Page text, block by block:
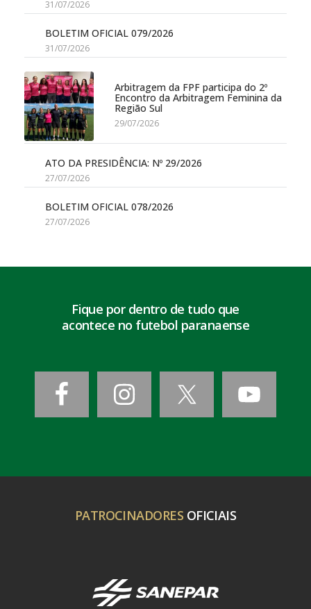
31/07/2026
BOLETIM OFICIAL 079/2026
31/07/2026
Arbitragem da FPF participa do 2º
Encontro da Arbitragem Feminina da
Região Sul
29/07/2026
ATO DA PRESIDÊNCIA: Nº 29/2026
27/07/2026
BOLETIM OFICIAL 078/2026
27/07/2026
Fique por dentro de tudo que
acontece no futebol paranaense
PATROCINADORES OFICIAIS